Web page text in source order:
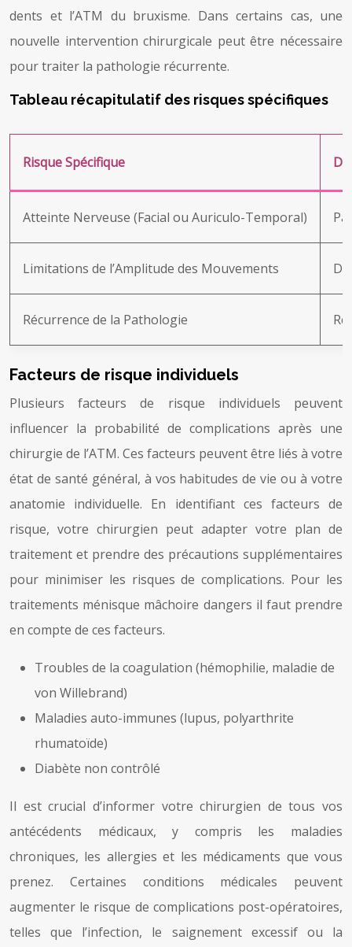
dents et l’ATM du bruxisme. Dans certains cas, une
nouvelle intervention chirurgicale peut être nécessaire
pour traiter la pathologie récurrente.
Tableau récapitulatif des risques spécifiques
Risque Spécifique
Atteinte Nerveuse (Facial ou Auriculo-Temporal)
Limitations de l’Amplitude des Mouvements
Récurrence de la Pathologie
Facteurs de risque individuels
Plusieurs facteurs de risque individuels peuvent
influencer la probabilité de complications après une
chirurgie de l’ATM. Ces facteurs peuvent être liés à votre
état de santé général, à vos habitudes de vie ou à votre
anatomie individuelle. En identifiant ces facteurs de
risque, votre chirurgien peut adapter votre plan de
traitement et prendre des précautions supplémentaires
pour minimiser les risques de complications. Pour les
traitements ménisque mâchoire dangers il faut prendre
en compte de ces facteurs.
Troubles de la coagulation (hémophilie, maladie de
von Willebrand)
Maladies auto-immunes (lupus, polyarthrite
rhumatoïde)
Diabète non contrôlé
Il est crucial d’informer votre chirurgien de tous vos
antécédents médicaux, y compris les maladies
chroniques, les allergies et les médicaments que vous
prenez. Certaines conditions médicales peuvent
augmenter le risque de complications post-opératoires,
telles que l’infection, le saignement excessif ou la